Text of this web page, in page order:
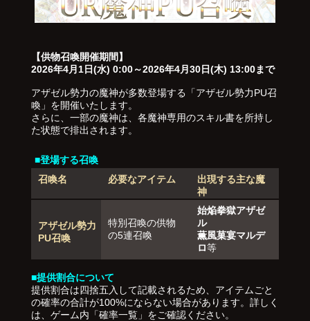
【供物召喚開催期間】
2026年4月1日(水) 0:00～2026年4月30日(木) 13:00まで
アザゼル勢力の魔神が多数登場する「アザゼル勢力PU召
喚」を開催いたします。
さらに、一部の魔神は、各魔神専用のスキル書を所持し
た状態で排出されます。
■登場する召喚
召喚名
必要なアイテム
出現する主な魔
神
アザゼル勢力
PU召喚
特別召喚の供物
の5連召喚
始焔拳獄アザゼ
ル
薫風菓宴マルデ
ロ等
■提供割合について
提供割合は四捨五入して記載されるため、アイテムごと
の確率の合計が100%にならない場合があります。詳しく
は、ゲーム内「確率一覧」をご確認ください。